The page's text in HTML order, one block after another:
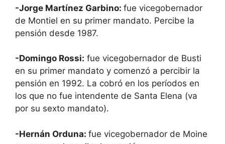
-Jorge Martínez Garbino: fue vicegobernador
de Montiel en su primer mandato. Percibe la
pensión desde 1987.
-Domingo Rossi: fue vicegobernador de Busti
en su primer mandato y comenzó a percibir la
pensión en 1992. La cobró en los períodos en
los que no fue intendente de Santa Elena (va
por su sexto mandato).
-Hernán Orduna: fue vicegobernador de Moine